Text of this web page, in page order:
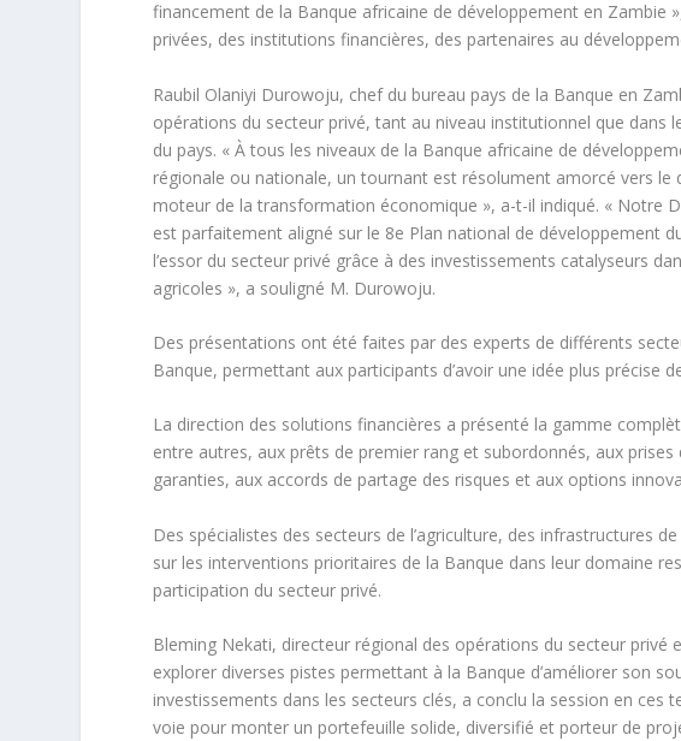
financement de la Banque africaine de développement en Zambie
privées, des institutions financières, des partenaires au
Raubil Olaniyi Durowoju, chef du bureau pays de la Banque en
opérations du secteur privé, tant au niveau institutionnel que dans
du pays. « À tous les niveaux de la Banque africaine de
régionale ou nationale, un tournant est résolument amorcé vers
moteur de la transformation économique », a-t-il indiqué. « Notre
est parfaitement aligné sur le 8e Plan national de développement
l’essor du secteur privé grâce à des investissements catalyseurs
agricoles », a souligné M. Durowoju.
Des présentations ont été faites par des experts de différents
Banque, permettant aux participants d’avoir une idée plus précise
La direction des solutions financières a présenté la gamme
entre autres, aux prêts de premier rang et subordonnés, aux
garanties, aux accords de partage des risques et aux options
Des spécialistes des secteurs de l’agriculture, des infrastructures
sur les interventions prioritaires de la Banque dans leur domaine
participation du secteur privé.
Bleming Nekati, directeur régional des opérations du secteur privé
explorer diverses pistes permettant à la Banque d’améliorer son
investissements dans les secteurs clés, a conclu la session en
voie pour monter un portefeuille solide, diversifié et porteur de